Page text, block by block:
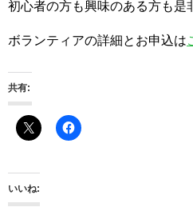
初心者の方も興味のある方も是
ボランティアの詳細とお申込は
共有:
いいね: